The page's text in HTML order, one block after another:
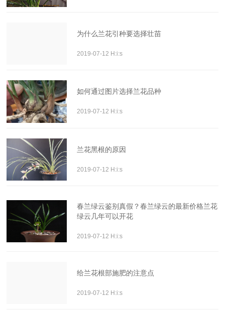
为什么兰花引种要选择壮苗
2019-07-12 H:i:s
如何通过图片选择兰花品种
2019-07-12 H:i:s
兰花黑根的原因
2019-07-12 H:i:s
春兰绿云鉴别真假？春兰绿云的最新价格兰花
绿云几年可以开花
2019-07-12 H:i:s
给兰花根部施肥的注意点
2019-07-12 H:i:s